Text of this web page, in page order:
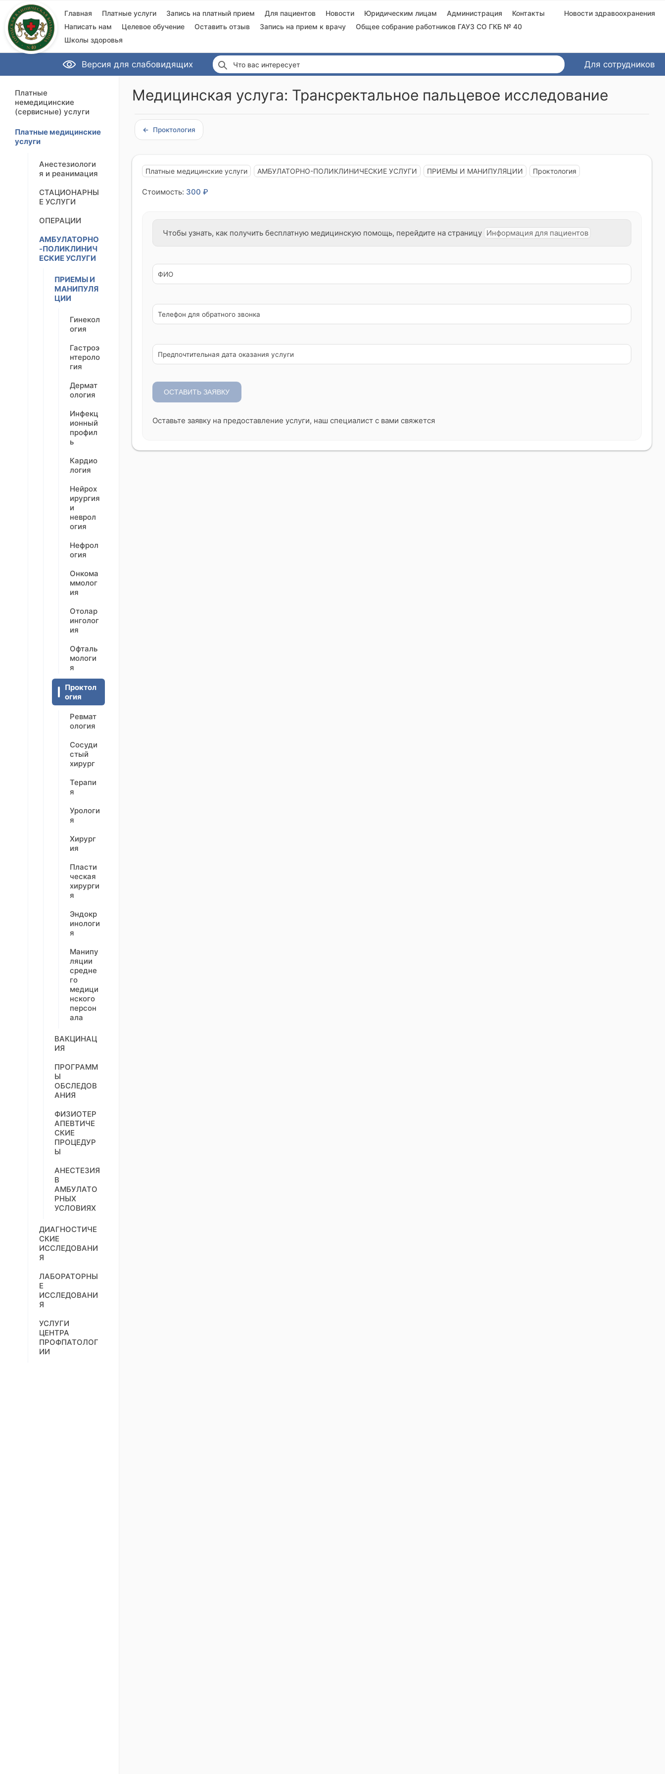
Главная Платные услуги Запись на платный прием Для пациентов Новости Юридическим лицам Администрация
Контакты
Написать нам
Целевое обучение Оставить отзыв Запись на прием к врачу
Общее собрание работников ГАУЗ СО ГКБ № 40
Школы здоровья
Новости здравоохранения
Версия для слабовидящих Что вас интересует Для сотрудников
Платные
немедицинские
(сервисные) услуги
Платные медицинские
услуги
Анестезиологи
я и реанимация
СТАЦИОНАРНЫ
Е УСЛУГИ
ОПЕРАЦИИ
АМБУЛАТОРНО
-ПОЛИКЛИНИЧ
ЕСКИЕ УСЛУГИ
ПРИЕМЫ И
МАНИПУЛЯ
ЦИИ
Гинекол
огия
Гастроэ
нтероло
гия
Дермат
ология
Инфекц
ионный
профил
ь
Кардио
логия
Нейрох
ирургия
и
неврол
огия
Нефрол
огия
Онкома
ммолог
ия
Отолар
инголог
ия
Офталь
мологи
я
Проктол
огия
Ревмат
ология
Сосуди
стый
хирург
Терапи
я
Урологи
я
Хирург
ия
Пласти
ческая
хирурги
я
Эндокр
инологи
я
Манипу
ляции
средне
го
медици
нского
персон
ала
ВАКЦИНАЦ
ИЯ
ПРОГРАММ
Ы
ОБСЛЕДОВ
АНИЯ
ФИЗИОТЕР
АПЕВТИЧЕ
СКИЕ
ПРОЦЕДУР
Ы
АНЕСТЕЗИЯ
В
АМБУЛАТО
РНЫХ
УСЛОВИЯХ
ДИАГНОСТИЧЕ
СКИЕ
ИССЛЕДОВАНИ
Я
ЛАБОРАТОРНЫ
Е
ИССЛЕДОВАНИ
Я
УСЛУГИ
ЦЕНТРА
ПРОФПАТОЛОГ
ИИ
Медицинская услуга: Трансректальное пальцевое исследование
Проктология
Платные медицинские услуги АМБУЛАТОРНО-ПОЛИКЛИНИЧЕСКИЕ УСЛУГИ ПРИЕМЫ И МАНИПУЛЯЦИИ Проктология
Стоимость: 300 ₽
Чтобы узнать, как получить бесплатную медицинскую помощь, перейдите на страницу Информация для пациентов
ФИО
Телефон для обратного звонка
Предпочтительная дата оказания услуги
ОСТАВИТЬ ЗАЯВКУ
Оставьте заявку на предоставление услуги, наш специалист с вами свяжется